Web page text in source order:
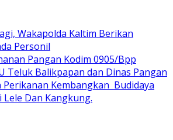
Wakapolda Kaltim Berikan
Personil
Pangan Kodim 0905/Bpp
Teluk Balikpapan dan Dinas Pangan
Perikanan Kembangkan Budidaya
Lele Dan Kangkung.